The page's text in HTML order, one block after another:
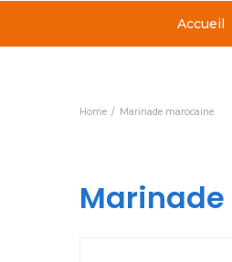
Accueil
Home Marinade marocaine